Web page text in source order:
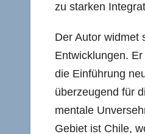
zu starken
Der Autor widmet
Entwicklungen.
die Einführung
überzeugend für
mentale
Gebiet ist Chile,